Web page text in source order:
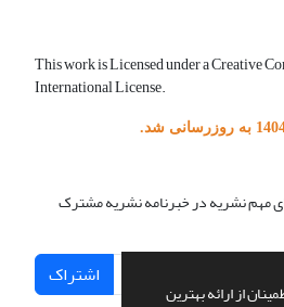
از ارائه بهترین
This work is Licensed under a Creative
International License.
مهم نشریه در خبرنامه نشریه مشترک
اشتراک